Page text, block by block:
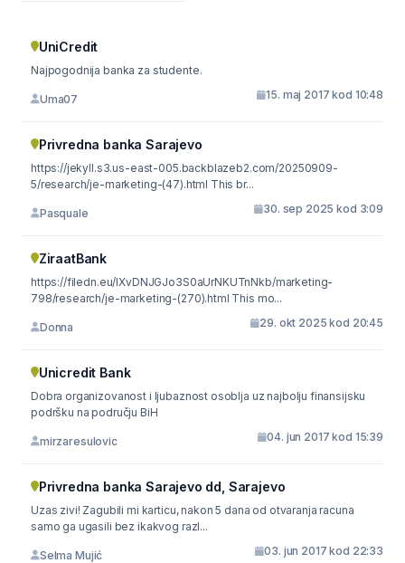
UniCredit
Najpogodnija banka za studente.
Uma07 15. maj 2017 kod 10:48
Privredna banka Sarajevo
https://jekyll.s3.us-east-005.backblazeb2.com/20250909-
5/research/je-marketing-(47).html This br...
Pasquale 30. sep 2025 kod 3:09
ZiraatBank
https://filedn.eu/lXvDNJGJo3S0aUrNKUTnNkb/marketing-
798/research/je-marketing-(270).html This mo...
Donna 29. okt 2025 kod 20:45
Unicredit Bank
Dobra organizovanost i ljubaznost osoblja uz najbolju finansijsku
podršku na području BiH
mirzaresulovic 04. jun 2017 kod 15:39
Privredna banka Sarajevo dd, Sarajevo
Uzas zivi! Zagubili mi karticu, nakon 5 dana od otvaranja racuna
samo ga ugasili bez ikakvog razl...
Selma Mujić 03. jun 2017 kod 22:33